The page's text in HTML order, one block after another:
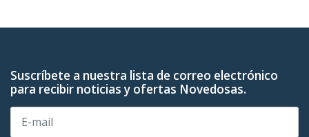
Suscríbete a nuestra lista de correo electrónico
para recibir noticias y ofertas Novedosas.